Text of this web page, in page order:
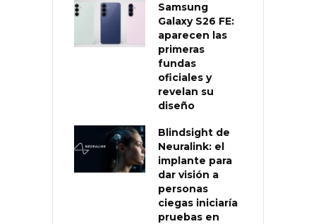
Samsung
Galaxy S26 FE:
aparecen las
primeras
fundas
oficiales y
revelan su
diseño
Blindsight de
Neuralink: el
implante para
dar visión a
personas
ciegas iniciaría
pruebas en